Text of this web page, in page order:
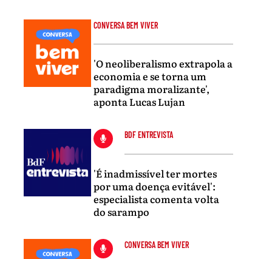
CONVERSA BEM VIVER
'O neoliberalismo extrapola a
economia e se torna um
paradigma moralizante',
aponta Lucas Lujan
BDF ENTREVISTA
'É inadmissível ter mortes
por uma doença evitável':
especialista comenta volta
do sarampo
CONVERSA BEM VIVER